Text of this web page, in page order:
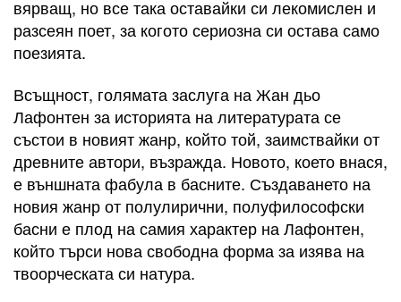
вярващ, но все така оставайки си лекомислен и
разсеян поет, за когото сериозна си остава само
поезията.
Всъщност, голямата заслуга на Жан дьо
Лафонтен за историята на литературата се
състои в новият жанр, който той, заимствайки от
древните автори, възражда. Новото, което внася,
е външната фабула в басните. Създаването на
новия жанр от полулирични, полуфилософски
басни е плод на самия характер на Лафонтен,
който търси нова свободна форма за изява на
твоорческата си натура.